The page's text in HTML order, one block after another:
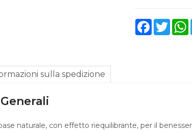
FacebookTwitter
sulla spedizione
naturale, con effetto riequilibrante, per il